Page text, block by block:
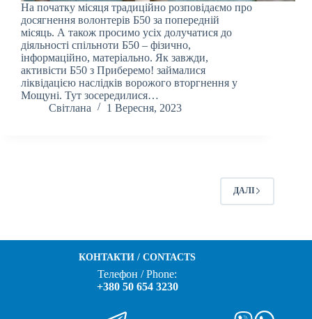
На початку місяця традиційно розповідаємо про
досягнення волонтерів Б50 за попередній
місяць. А також просимо усіх долучатися до
діяльності спільноти Б50 – фізично,
інформаційно, матеріально. Як завжди,
активісти Б50 з Приберемо! займалися
ліквідацією наслідків ворожого вторгнення у
Мощуні. Тут зосередилися…
Світлана
1 Вересня, 2023
ДАЛІ
КОНТАКТИ / CONTACTS
Телефон / Phone:
+380 50 654 3230